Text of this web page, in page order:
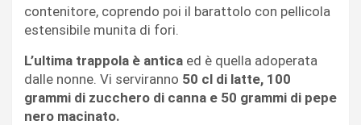
contenitore, coprendo poi il barattolo con pellicola
estensibile munita di fori.
L’ultima trappola è antica ed è quella adoperata
dalle nonne. Vi serviranno 50 cl di latte, 100
grammi di zucchero di canna e 50 grammi di pepe
nero macinato.